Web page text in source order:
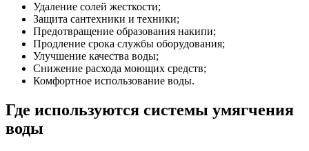
Удаление солей жесткости;
Защита сантехники и техники;
Предотвращение образования накипи;
Продление срока службы оборудования;
Улучшение качества воды;
Снижение расхода моющих средств;
Комфортное использование воды.
Где используются системы умягчения
воды